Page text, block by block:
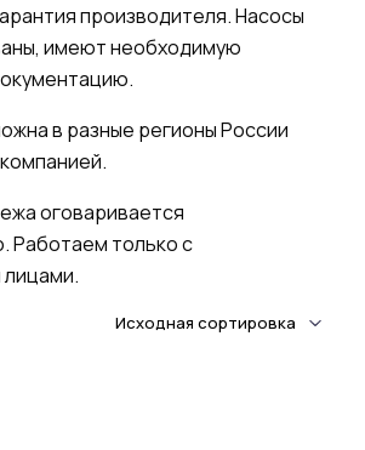
производителя. Насосы
имеют необходимую
в разные регионы России
оговаривается
Работаем только с